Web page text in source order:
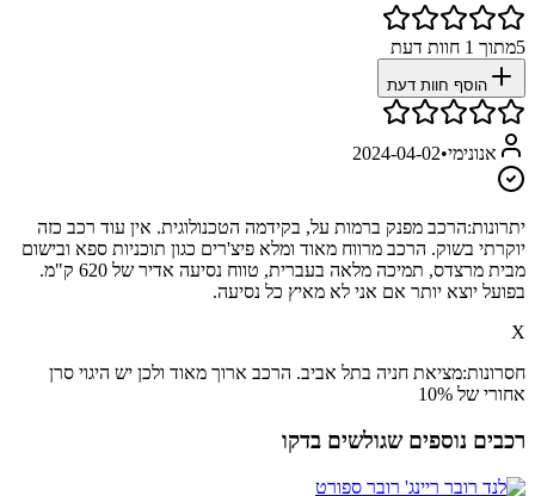
5מתוך 1 חוות דעת
הוסף חוות דעת
אנונימי•
2024-04-02
יתרונות:הרכב מפנק ברמות על, בקידמה הטכנולוגית. אין עוד רכב כזה
יוקרתי בשוק. הרכב מרווח מאוד ומלא פיצ'רים כגון תוכניות ספא ובישום
מבית מרצדס, תמיכה מלאה בעברית, טווח נסיעה אדיר של 620 ק"מ.
בפועל יוצא יותר אם אני לא מאיץ כל נסיעה.
X
חסרונות:מציאת חניה בתל אביב. הרכב ארוך מאוד ולכן יש היגוי סרן
אחורי של 10%
רכבים נוספים שגולשים בדקו